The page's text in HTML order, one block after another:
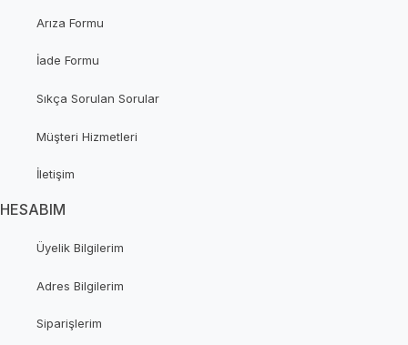
Arıza Formu
İade Formu
Sıkça Sorulan Sorular
Müşteri Hizmetleri
İletişim
HESABIM
Üyelik Bilgilerim
Adres Bilgilerim
Siparişlerim